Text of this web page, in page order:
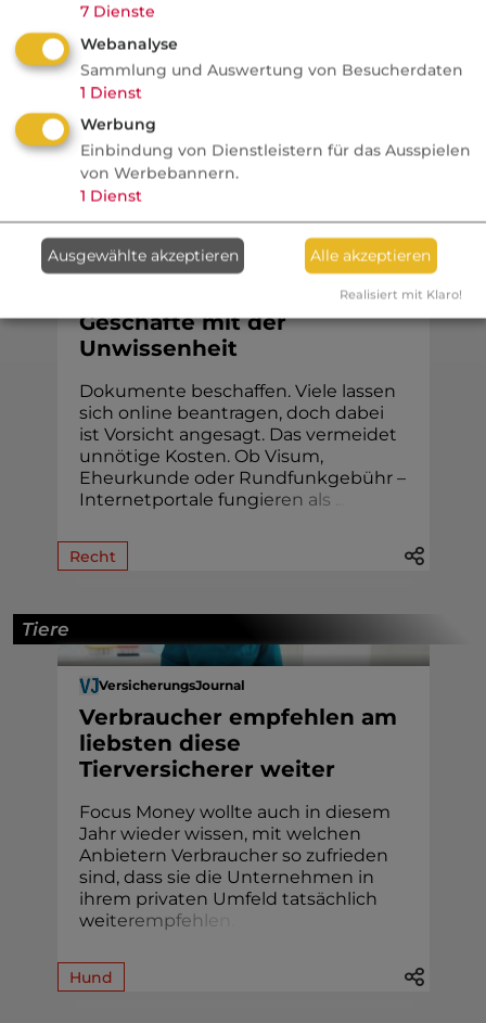
künftig nicht mehr selbst, 150
Beschäftigte sind von der
Umstrukturierung betroffen. ...
Na sowas!
Stiftung Warentest
Abzocke mit
Geschäfte mit der
Unwissenheit
Dokumente beschaffen. Viele lassen
sich online beantragen, doch dabei
ist Vorsicht angesagt. Das vermeidet
unnötige Kosten. Ob Visum,
Eheur­kunde oder Rund­funk­gebühr –
Internetportale fungieren als
Recht
Tiere
VersicherungsJournal
Verbraucher empfehlen am
liebsten diese
Tierversicherer weiter
Focus Money wollte auch in diesem
Jahr wieder wissen, mit welchen
Anbietern Verbraucher so zufrieden
sind, dass sie die Unternehmen in
ihrem privaten Umfeld tatsächlich
weiterempfeh le
Hund
7 Dienste
Webanalyse
Sammlung und Auswertung von Besucherdaten
1 Dienst
Werbung
Einbindung von Dienstleistern für das Ausspielen
von Werbebannern.
1 Dienst
Ausgewählte akzeptieren Alle akzeptieren
Realisiert mit Klaro!